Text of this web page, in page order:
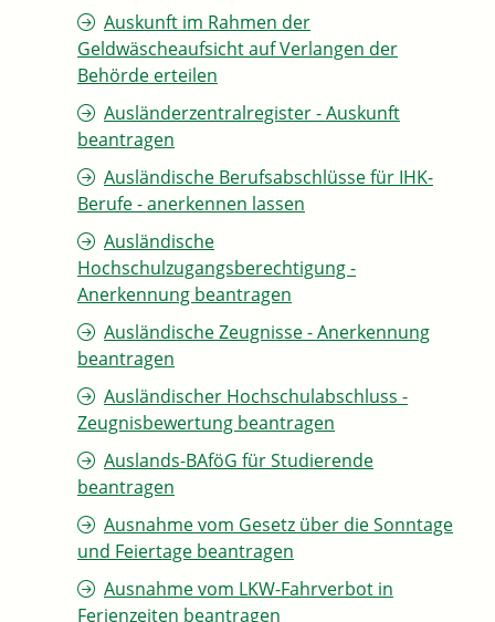
Auskunft im Rahmen der
Geldwäscheaufsicht auf Verlangen der
Behörde erteilen
Ausländerzentralregister - Auskunft
beantragen
Ausländische Berufsabschlüsse für IHK-
Berufe - anerkennen lassen
Ausländische
Hochschulzugangsberechtigung -
Anerkennung beantragen
Ausländische Zeugnisse - Anerkennung
beantragen
Ausländischer Hochschulabschluss -
Zeugnisbewertung beantragen
Auslands-BAföG für Studierende
beantragen
Ausnahme vom Gesetz über die Sonntage
und Feiertage beantragen
Ausnahme vom LKW-Fahrverbot in
Ferienzeiten beantragen